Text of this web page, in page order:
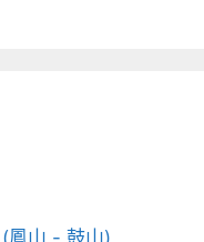
鳳山 - 鼓山)